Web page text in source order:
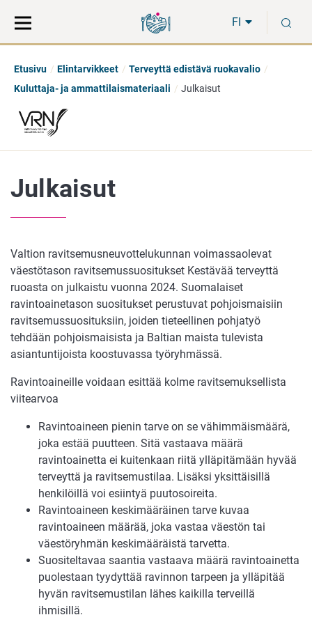
suoraan
sisältöön
koko
sivuston
FI
Etusivu Elintarvikkeet
Terveyttä edistävä ruokavalio
Kuluttaja- ja ammattilaismateriaali
Julkaisut
Julkaisut
Valtion ravitsemusneuvottelukunnan voimassaolevat
väestötason ravitsemussuositukset Kestävää terveyttä
ruoasta on julkaistu vuonna 2024. Suomalaiset
ravintoainetason suositukset perustuvat pohjoismaisiin
ravitsemussuosituksiin, joiden tieteellinen pohjatyö
tehdään pohjoismaisista ja Baltian maista tulevista
asiantuntijoista koostuvassa työryhmässä.
Ravintoaineille voidaan esittää kolme ravitsemuksellista
viitearvoa
Ravintoaineen pienin tarve on se vähimmäismäärä,
joka estää puutteen. Sitä vastaava määrä
ravintoainetta ei kuitenkaan riitä ylläpitämään hyvää
terveyttä ja ravitsemustilaa. Lisäksi yksittäisillä
henkilöillä voi esiintyä puutosoireita.
Ravintoaineen keskimääräinen tarve kuvaa
ravintoaineen määrää, joka vastaa väestön tai
väestöryhmän keskimääräistä tarvetta.
Suositeltavaa saantia vastaava määrä ravintoainetta
puolestaan tyydyttää ravinnon tarpeen ja ylläpitää
hyvän ravitsemustilan lähes kaikilla terveillä
ihmisillä.